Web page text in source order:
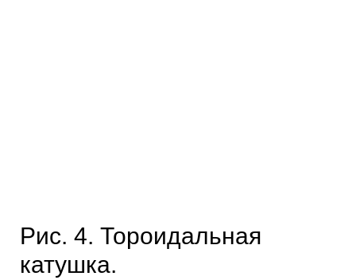
Рис. 4. Тороидальная
катушка.